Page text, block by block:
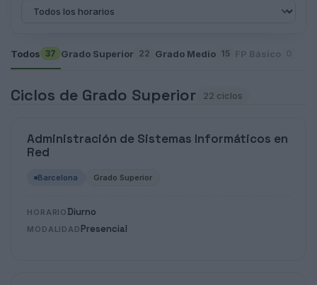
Todos 37 Grado Superior 22 Grado Medio 15 FP Básico
Ciclos de Grado Superior 22 ciclos
Administración de Sistemas Informáticos en
Red
Barcelona Grado Superior
HORARIO Diurno
MODALIDAD Presencial